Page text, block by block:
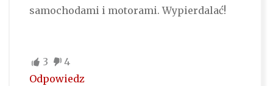
samochodami i motorami. Wypierdalać!
3
4
Odpowiedz